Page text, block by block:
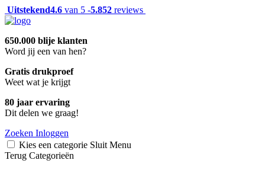
Uitstekend4.6 van 5 -5.852 reviews
650.000 blije klanten
Word jij een van hen?
Gratis drukproef
Weet wat je krijgt
80 jaar ervaring
Dit delen we graag!
Zoeken Inloggen
Kies een categorie Sluit Menu
Terug Categorieën